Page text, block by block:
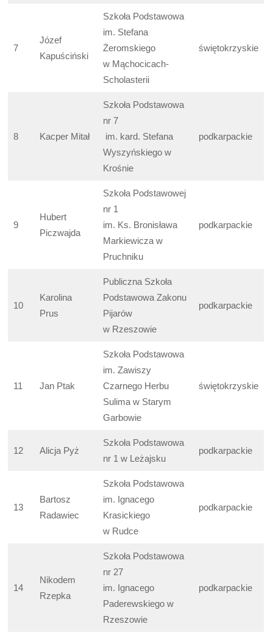
7
Józef
Kapuściński
Szkoła Podstawowa
im. Stefana
Żeromskiego
w Mąchocicach-
Scholasterii
świętokrzyskie
8 Kacper Mitał
Szkoła Podstawowa
nr 7
im. kard. Stefana
Wyszyńskiego w
Krośnie
podkarpackie
9
Hubert
Piczwajda
Szkoła Podstawowej
nr 1
im. Ks. Bronisława
Markiewicza w
Pruchniku
podkarpackie
10
Karolina
Prus
Publiczna Szkoła
Podstawowa Zakonu
Pijarów
w Rzeszowie
podkarpackie
11 Jan Ptak
Szkoła Podstawowa
im. Zawiszy
Czarnego Herbu
Sulima w Starym
Garbowie
świętokrzyskie
12 Alicja Pyż
Szkoła Podstawowa
nr 1 w Leżajsku
podkarpackie
13
Bartosz
Radawiec
Szkoła Podstawowa
im. Ignacego
Krasickiego
w Rudce
podkarpackie
14
Nikodem
Rzepka
Szkoła Podstawowa
nr 27
im. Ignacego
Paderewskiego w
Rzeszowie
podkarpackie